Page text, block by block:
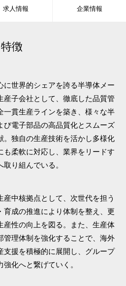
求人情報 企業情報
徴
に世界的シェアを誇る半導体メー
産子会社として、徹底した品質管
一貫生産ラインを築き、様々な半
び電子部品の高品質化とスムーズ
。独自の生産技術を活かし多様化
も柔軟に対応し、業界をリードす
取り組んでいる。
産中核拠点として、次世代を担う
育成の推進により体制を整え、更
産性の向上を図る。また、生産体
管理体制を強化することで、海外
支援を積極的に展開し、グループ
強化へと繋げていく。